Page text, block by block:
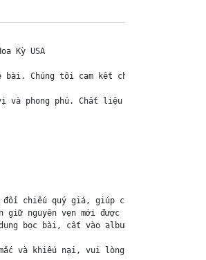
Kỳ USA
bài. Chúng tôi cam kết chỉ bán hàng
phong phú. Chất liệu chính của thẻ
chiếu quý giá, giúp chúng tôi nhanh
giữ nguyên vẹn mới được chấp nhận đổi
bọc bài, cất vào album, hoặc ép giữa
mắc và khiếu nại, vui lòng liên hệ trực